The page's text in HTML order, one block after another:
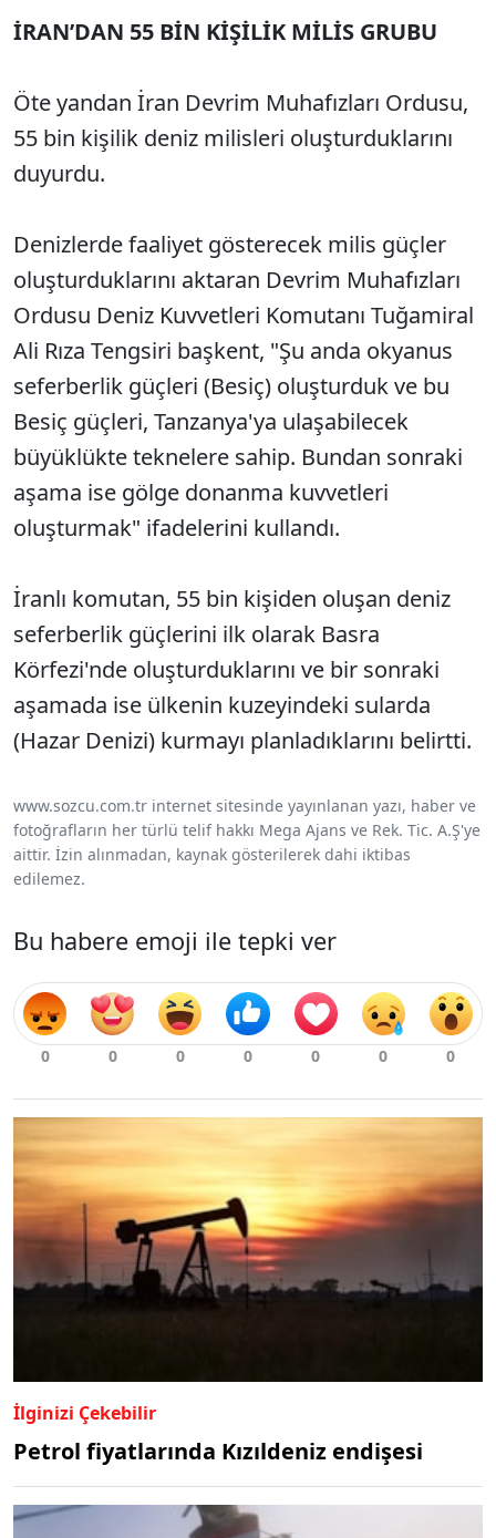
İRAN’DAN 55 BİN KİŞİLİK MİLİS GRUBU
Öte yandan İran Devrim Muhafızları Ordusu,
55 bin kişilik deniz milisleri oluşturduklarını
duyurdu.
Denizlerde faaliyet gösterecek milis güçler
oluşturduklarını aktaran Devrim Muhafızları
Ordusu Deniz Kuvvetleri Komutanı Tuğamiral
Ali Rıza Tengsiri başkent, "Şu anda okyanus
seferberlik güçleri (Besiç) oluşturduk ve bu
Besiç güçleri, Tanzanya'ya ulaşabilecek
büyüklükte teknelere sahip. Bundan sonraki
aşama ise gölge donanma kuvvetleri
oluşturmak" ifadelerini kullandı.
İranlı komutan, 55 bin kişiden oluşan deniz
seferberlik güçlerini ilk olarak Basra
Körfezi'nde oluşturduklarını ve bir sonraki
aşamada ise ülkenin kuzeyindeki sularda
(Hazar Denizi) kurmayı planladıklarını belirtti.
www.sozcu.com.tr internet sitesinde yayınlanan yazı, haber ve
fotoğrafların her türlü telif hakkı Mega Ajans ve Rek. Tic. A.Ş'ye
aittir. İzin alınmadan, kaynak gösterilerek dahi iktibas
edilemez.
Bu habere emoji ile tepki ver
İlginizi Çekebilir
Petrol fiyatlarında Kızıldeniz endişesi